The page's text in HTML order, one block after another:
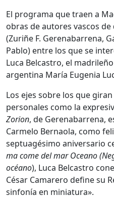
El programa que traen a
obras de autores vascos
(Zuriñe F. Gerenabarrena,
Pablo) entre los que se
Luca Belcastro, el
argentina María Eugenia
Los ejes sobre los que
personales como la
Zorion, de Gerenabarrena,
Carmelo Bernaola, como
septuagésimo aniversario
ma come del mar Oceano
océano), Luca Belcastro
César Camarero define su
sinfonía en miniatura».